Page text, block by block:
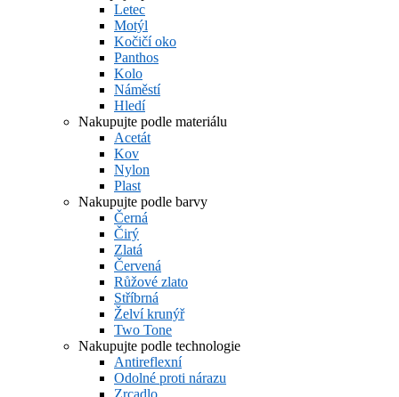
Letec
Motýl
Kočičí oko
Panthos
Kolo
Náměstí
Hledí
Nakupujte podle materiálu
Acetát
Kov
Nylon
Plast
Nakupujte podle barvy
Černá
Čirý
Zlatá
Červená
Růžové zlato
Stříbrná
Želví krunýř
Two Tone
Nakupujte podle technologie
Antireflexní
Odolné proti nárazu
Zrcadlo